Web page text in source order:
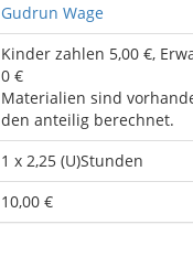
Gudrun Wage
Kinder zahlen 5,00 €,
0 €
Materialien sind
den anteilig berechnet.
1 x 2,25 (U)Stunden
10,00 €